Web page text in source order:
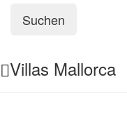
Suchen
Villas Mallorca